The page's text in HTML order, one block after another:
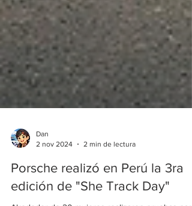
2 nov 2024
2 min de lectura
Porsche realizó en Perú la 3ra